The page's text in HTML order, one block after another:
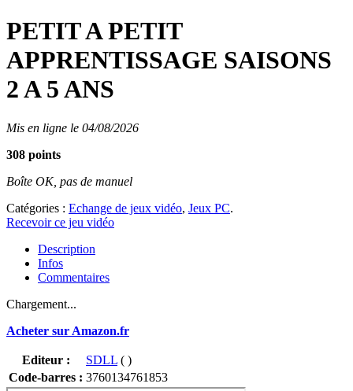
PETIT A PETIT
APPRENTISSAGE SAISONS
2 A 5 ANS
Mis en ligne le 04/08/2026
308 points
Boîte OK, pas de manuel
Catégories : Echange de jeux vidéo, Jeux PC.
Recevoir ce jeu vidéo
Description
Infos
Commentaires
Chargement...
Acheter sur Amazon.fr
Editeur : SDLL ( )
Code-barres : 3760134761853